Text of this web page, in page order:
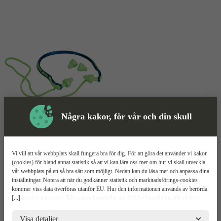
Några kakor, för vår och din skull
[...]
Vi vill att vår webbplats skall fungera bra för dig. För att göra det använder vi kakor
(cookies) för bland annat statistik så att vi kan lära oss mer om hur vi skall utveckla
vår webbplats på ett så bra sätt som möjligt. Nedan kan du läsa mer och anpassa dina
inställningar. Notera att när du godkänner statistik och marknadsförings-cookies
kommer viss data överföras utanför EU. Hur den informationen används av berörda
bolag vet vi inte exakt. Till exempel uppfyller inte USA:s lagstiftning alla de krav
risker för dina personuppgifter. De berörda bolagen måste lämna över uppgifter till
Visa detaljer
Hörselproppar Mer information
Moldex Jazzband 6700
1 par i förpackad påse